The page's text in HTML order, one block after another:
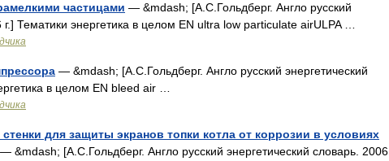
частицами — &mdash; [А.С.Гольдберг. Англо русский
г.] Тематики энергетика в целом EN ultra low particulate airULPA …
— &mdash; [А.С.Гольдберг. Англо русский энергетический
в целом EN bleed air …
для защиты экранов топки котла от коррозии в условиях
— &mdash; [А.С.Гольдберг. Англо русский энергетический словарь. 2006